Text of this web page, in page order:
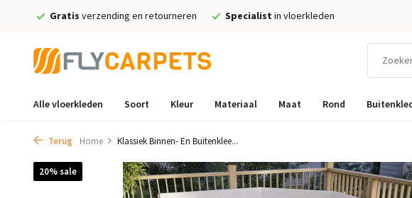
Gratis verzending en retourneren Specialist in vloerkleden
Alle vloerkleden Soort Kleur Materiaal Maat Rond
Terug Home Klassiek Binnen- En Buitenklee...
20% sale